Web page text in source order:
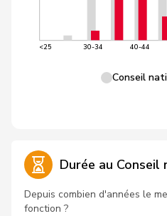
<25 30-34 40-44
Conseil
Durée au Conseil
Depuis combien d'années le
fonction ?